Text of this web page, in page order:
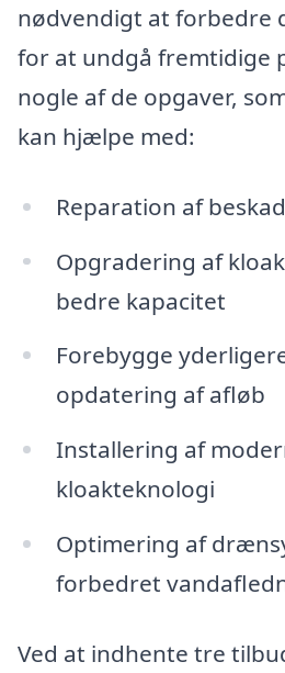
nødvendigt at forbedre
for at undgå fremtidige
nogle af de opgaver,
kan hjælpe med:
Reparation af
Opgradering af
bedre kapacitet
Forebygge
opdatering af afløb
Installering af
kloakteknologi
Optimering af
forbedret
Ved at indhente tre